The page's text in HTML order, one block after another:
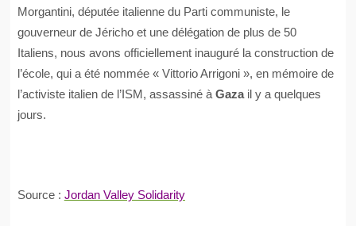
Morgantini, députée italienne du Parti communiste, le
gouverneur de Jéricho et une délégation de plus de 50
Italiens, nous avons officiellement inauguré la construction de
l’école, qui a été nommée « Vittorio Arrigoni », en mémoire de
l’activiste italien de l’ISM, assassiné à Gazail y a quelques
jours.
Source : Jordan Valley Solidarity